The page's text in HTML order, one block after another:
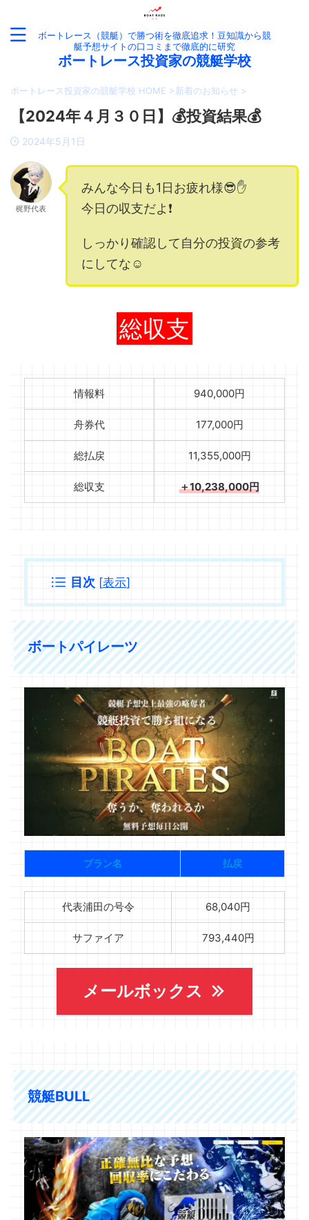
ボートレース（競艇）で勝つ術を徹底追求！豆知識から競
艇予想サイトの口コミまで徹底的に研究
ボートレース投資家の競艇学校
ボートレース投資家の競艇学校 HOME >新着のお知らせ >
【2024年４月３０日】💰投資結果💰
2024年5月1日
梶野代表
みんな今日も1日お疲れ様😎✋
今日の収支だよ❗️
しっかり確認して自分の投資の参考
にしてな☺️
総収支
情報料 940,000円
舟券代 177,000円
総払戻 11,355,000円
総収支 ＋10,238,000円
目次 [表示]
ボートパイレーツ
プラン名 払戻
代表浦田の号令 68,040円
サファイア 793,440円
メールボックス
競艇BULL